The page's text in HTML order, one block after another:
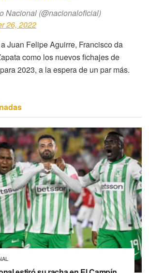
Nacional (@nacionaloficial)
26, 2022
Juan Felipe Aguirre, Francisco da
como los nuevos fichajes de
2023, a la espera de un par más.